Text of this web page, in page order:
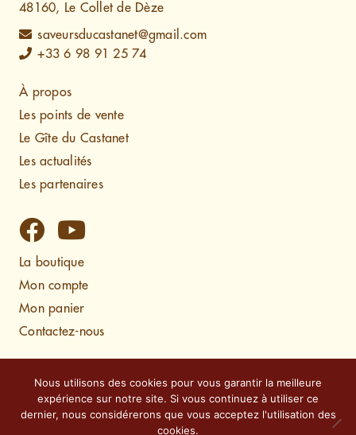
48160, Le Collet de Dèze
saveursducastanet@gmail.com
+33 6 98 91 25 74
À propos
Les points de vente
Le Gîte du Castanet
Les actualités
Les partenaires
La boutique
Mon compte
Mon panier
Contactez-nous
Politique de confidentialité
Conception & réalisation :Cereal Concept
Nous utilisons des cookies pour vous garantir la meilleure
expérience sur notre site. Si vous continuez à utiliser ce
dernier, nous considérerons que vous acceptez l'utilisation des
cookies.